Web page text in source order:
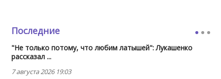
Последние
"Не только потому, что любим латышей": Лукашенко
рассказал ...
7 августа 2026 19:03